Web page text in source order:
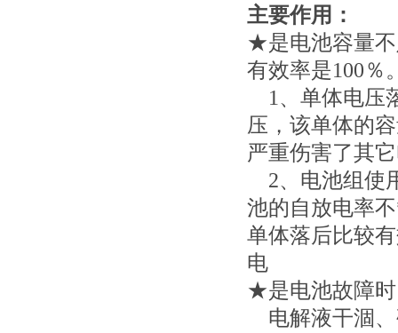
主要作用：
★是电池容量不
有效率是100％
1、单体电压
压，该单体的
严重伤害了其
2、电池组使
池的自放电率
单体落后比较
电
★是电池故障时
电解液干涸、